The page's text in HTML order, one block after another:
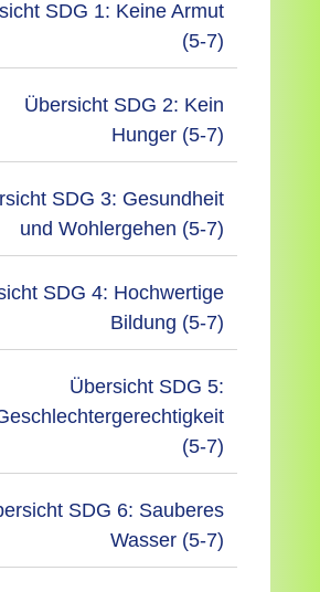
SDG 1: Keine Armut
(5-7)
Übersicht SDG 2: Kein
Hunger (5-7)
SDG 3: Gesundheit
und Wohlergehen (5-7)
SDG 4: Hochwertige
Bildung (5-7)
Übersicht SDG 5:
(5-7)
SDG 6: Sauberes
Wasser (5-7)